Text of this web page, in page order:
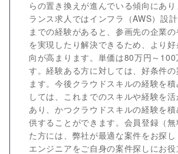
らの置き換えが進んでいる傾向にあ
ランス求人ではインフラ（AWS）設
までの経験があると、参画先の企業の
を実現したり解決できるため、より
向が高まります。単価は80万円～
す。経験ある方に対しては、好条件の
ます。今後クラウドスキルの経験を
しては、これまでのスキルや経験を
あり、かつクラウドスキルの経験を
供することができます。会員登録（
た方には、弊社が最適な案件をお探
エンジニアをご自身の案件探しにお